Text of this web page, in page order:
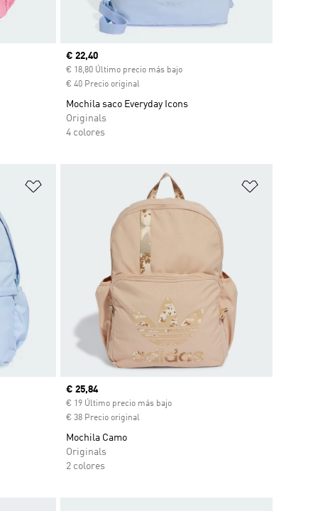
Precio actual
€ 22,40
€ 18,80 Último precio más bajo
€ 40 Precio original
Mochila saco Everyday Icons
Originals
4 colores
Añadir a la lista de deseos
Precio actual
€ 25,84
€ 19 Último precio más bajo
€ 38 Precio original
Mochila Camo
Originals
2 colores